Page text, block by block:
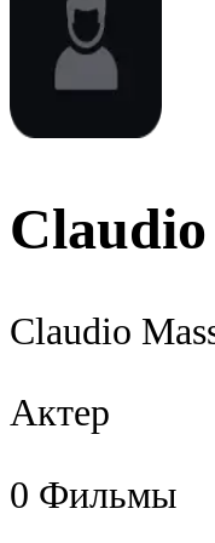
Claudio
Актер
0 Фильмы